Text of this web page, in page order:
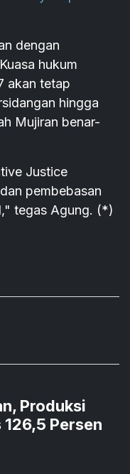
dengan
hukum
akan tetap
hingga
Mujiran benar-
Justice
pembebasan
tegas Agung. (*)
Produksi
Persen